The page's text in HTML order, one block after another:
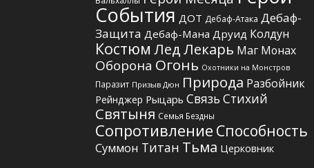
События ДОТ Дебаф-Атака Дебаф-
Защита Дебаф-Мана Друид Колдун
Костюм ЛедЛекарь Маг Монах
Оборона Огонь Охотники на Монстров
Паразит Призыв Дюн Природа Разбойник
Рейнджер Рыцарь Связь Стихий
Святыня Семья Бездны
Сопротивление Способность
Суммон Титан Тьма Церковник